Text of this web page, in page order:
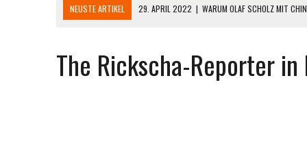
NEUSTE ARTIKEL 29. APRIL 2022 | WARUM OLAF SCHOLZ MIT
25. APRIL 2022
|
„YOUR PARTY FUCKED UP!” – ZORNIGER
DIE ZAHLUNGSUNFÄHIGKEIT DROHT.
The Rickscha-Reporter in